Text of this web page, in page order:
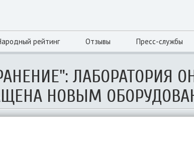
рейтинг Отзывы Пресс-службы
ЛАБОРАТОРИЯ
НОВЫМ